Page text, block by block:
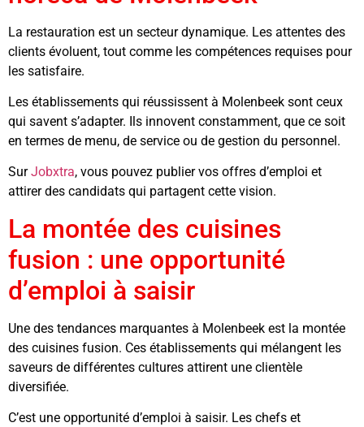
La restauration est un secteur dynamique. Les attentes des
clients évoluent, tout comme les compétences requises pour
les satisfaire.
Les établissements qui réussissent à Molenbeek sont ceux
qui savent s’adapter. Ils innovent constamment, que ce soit
en termes de menu, de service ou de gestion du personnel.
SurJobxtra, vous pouvez publier vos offres d’emploi et
attirer des candidats qui partagent cette vision.
La montée des cuisines
fusion : une opportunité
d’emploi à saisir
Une des tendances marquantes à Molenbeek est la montée
des cuisines fusion. Ces établissements qui mélangent les
saveurs de différentes cultures attirent une clientèle
diversifiée.
C’est une opportunité d’emploi à saisir. Les chefs et